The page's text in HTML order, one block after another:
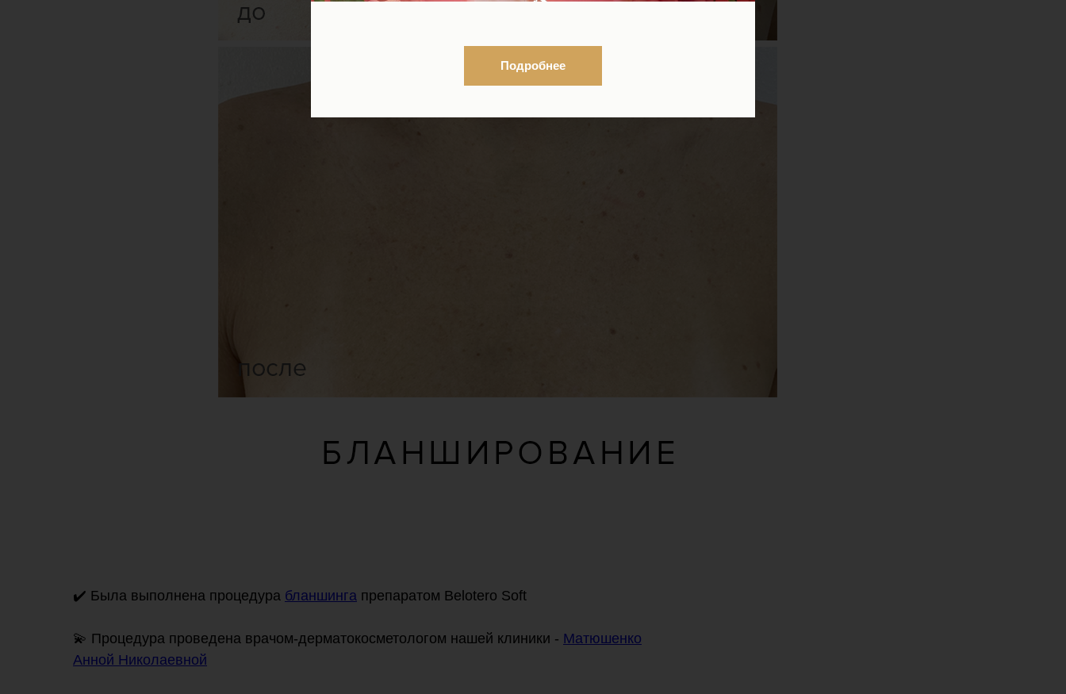
✔️ Была выполнена процедура бланшинга препаратом Belotero Soft
💫 Процедура проведена врачом-дерматокосметологом нашей клиники - Матюшенко
Анной Николаевной
Подробнее